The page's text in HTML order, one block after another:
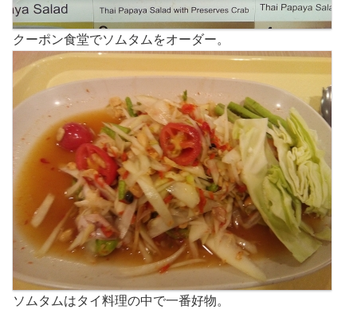
クーポン食堂でソムタムをオーダー。
ソムタムはタイ料理の中で一番好物。